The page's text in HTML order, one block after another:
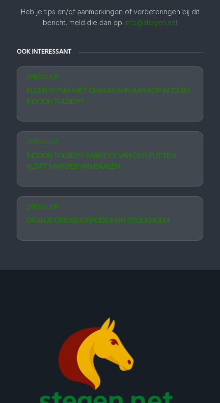
Heb je tips en/of aanmerkingen of verbeteringen bij dit
bericht, meld die dan op info@stegen.net
OOK INTERESSANT
DRESSUUR
ELLEN WYNIA MET CHAKAKAHN AAN KOP IN Z2 BIJ
INDOOR TOLBERT
DRESSUUR
INDOOR TOLBERT: MARIEKE VAN DER PUTTEN
KLOPT MARLIES VAN BAALEN
DRESSUUR
ORANJE DRESSUURPODIUM IN STOCKHOLM